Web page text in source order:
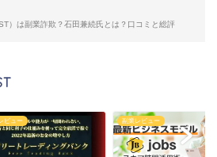
）は副業詐欺？石田兼続氏とは？口コミと総評
ビュー 副業レビュー